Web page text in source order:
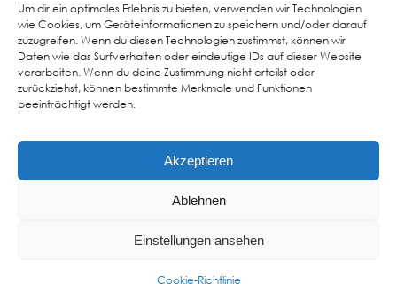
Um dir ein optimales Erlebnis zu bieten, verwenden wir Technologien
wie Cookies, um Geräteinformationen zu speichern und/oder darauf
zuzugreifen. Wenn du diesen Technologien zustimmst, können wir
Daten wie das Surfverhalten oder eindeutige IDs auf dieser Website
verarbeiten. Wenn du deine Zustimmung nicht erteilst oder
zurückziehst, können bestimmte Merkmale und Funktionen
beeinträchtigt werden.
Akzeptieren
Ablehnen
Einstellungen ansehen
Cookie-Richtlinie
Impressum
Sitemap